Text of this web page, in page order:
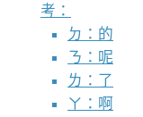
考：
ㄉ：的
ㄋ：呢
ㄌ：了
ㄚ：啊